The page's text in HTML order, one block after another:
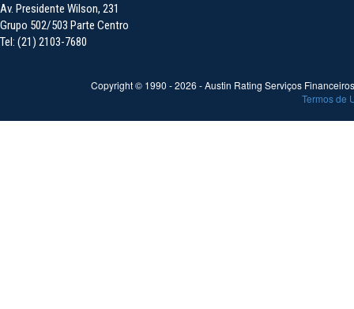
Av. Presidente Wilson, 231
Grupo 502/503 Parte Centro
Tel: (21) 2103-7680
Copyright © 1990 -2026 - Austin Rating Serviços
Termos de